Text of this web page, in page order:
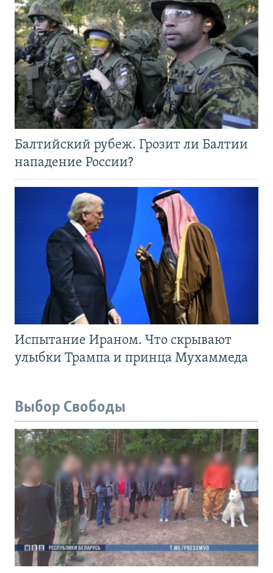
Балтийский рубеж. Грозит ли Балтии
нападение России?
Испытание Ираном. Что скрывают
улыбки Трампа и принца Мухаммеда
Выбор Свободы